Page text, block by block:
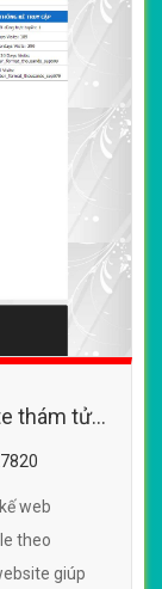
thám tử
SEO
web
theo
giúp